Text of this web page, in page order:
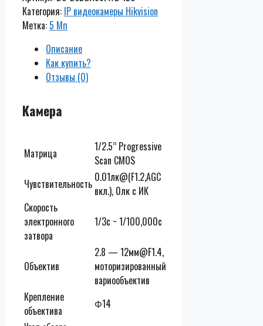
Категория: IP видеокамеры Hikvision
Метка: 5 Мп
Описание
Как купить?
Отзывы (0)
Камера
Матрица
1/2.5’’ Progressive
Scan CMOS
Чувствительность 0.01лк@(F1.2,AGC
вкл.), 0лк с ИК
Скорость
электронного
затвора
1/3с ~ 1/100,000с
Объектив
2.8 — 12мм@F1.4,
моторизированный
вариообъектив
Крепление
объектива
Φ14